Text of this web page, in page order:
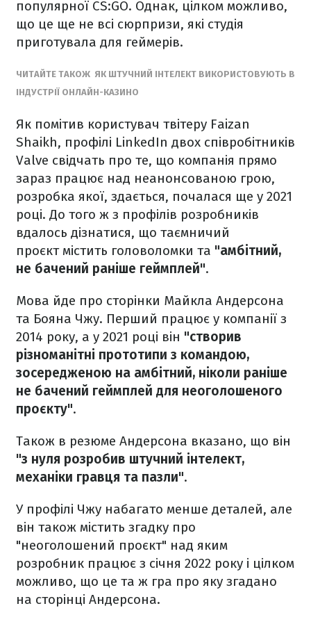
популярної CS:GO. Однак, цілком можливо,
що це ще не всі сюрпризи, які студія
приготувала для геймерів.
ЧИТАЙТЕ ТАКОЖ ЯК ШТУЧНИЙ ІНТЕЛЕКТ ВИКОРИСТОВУЮТЬ В
ІНДУСТРІЇ ОНЛАЙН-КАЗИНО
Як помітив користувач твітеру Faizan
Shaikh, профілі LinkedIn двох співробітників
Valve свідчать про те, що компанія прямо
зараз працює над неанонсованою грою,
розробка якої, здається, почалася ще у 2021
році. До того ж з профілів розробників
вдалось дізнатися, що таємничий
проєкт містить головоломки та "амбітний,
не бачений раніше геймплей".
Мова йде про сторінки Майкла Андерсона
та Бояна Чжу. Перший працює у компанії з
2014 року, а у 2021 році він "створив
різноманітні прототипи з командою,
зосередженою на амбітний, ніколи раніше
не бачений геймплей для неоголошеного
проєкту".
Також в резюме Андерсона вказано, що він
"з нуля розробив штучний інтелект,
механіки гравця та пазли".
У профілі Чжу набагато менше деталей, але
він також містить згадку про
"неоголошений проєкт" над яким
розробник працює з січня 2022 року і цілком
можливо, що це та ж гра про яку згадано
на сторінці Андерсона.